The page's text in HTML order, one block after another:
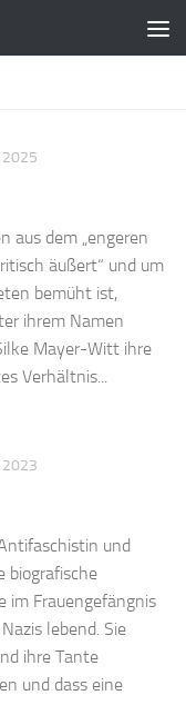
2025
aus dem „engeren
äußert“ und um
bemüht ist,
ihrem Namen
Mayer-Witt ihre
Verhältnis...
2023
und
biografische
im Frauengefängnis
lebend. Sie
ihre Tante
und dass eine